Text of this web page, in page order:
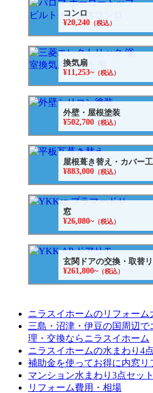
コンロ
¥20,240 （税込）
換気扇
¥11,253~（税込）
外壁・屋根塗装
¥502,700 （税込）
屋根葺き替え・カバー
¥883,000 （税込）
窓
¥26,080~（税込）
玄関ドアの交換・取替
¥261,800~（税込）
ニラスイホームのリフォーム
三島・沼津・伊豆の国周辺
理・交換ならニラスイホーム
ニラスイホームの水まわり4
補助金を使ってお得に内窓リ
マンション水まわり3点セッ
リフォーム費用・相場